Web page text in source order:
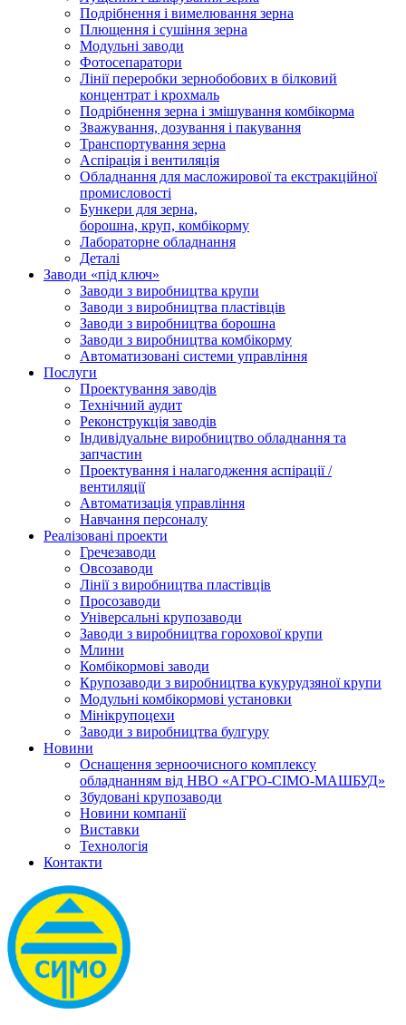
Подрібнення і вимелювання зерна
Плющення і сушіння зерна
Модульні заводи
Фотосепаратори
Лінії переробки зернобобових в білковий
концентрат і крохмаль
Подрібнення зерна і змішування комбікорма
Зважування, дозування і пакування
Транспортування зерна
Аспірація і вентиляція
Обладнання для масложирової та екстракційної
промисловості
Бункери для зерна,
борошна, круп, комбікорму
Лабораторне обладнання
Деталі
Заводи «під ключ»
Заводи з виробництва крупи
Заводи з виробництва пластівців
Заводи з виробництва борошна
Заводи з виробництва комбікорму
Автоматизовані системи управління
Послуги
Проектування заводів
Технічний аудит
Реконструкція заводів
Індивідуальне виробництво обладнання та
запчастин
Проектування і налагодження аспірації /
вентиляції
Автоматизація управління
Навчання персоналу
Реалізовані проекти
Гречезаводи
Овсозаводи
Лінії з виробництва пластівців
Просозаводи
Універсальні крупозаводи
Заводи з виробництва горохової крупи
Млини
Комбікормові заводи
Крупозаводи з виробництва кукурудзяної крупи
Модульні комбікормові установки
Мінікрупоцехи
Заводи з виробництва булгуру
Новини
Оснащення зерноочисного комплексу
обладнанням від НВО «АГРО-СІМО-МАШБУД»
Збудовані крупозаводи
Новини компанії
Виставки
Технологія
Контакти